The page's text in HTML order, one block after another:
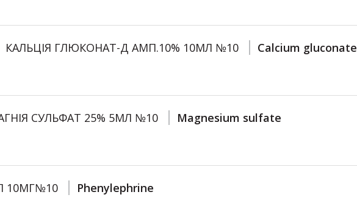
КАЛЬЦІЯ ГЛЮКОНАТ-Д АМП.10% 10МЛ №10 Calcium gluconate
СУЛЬФАТ 25% 5МЛ №10 Magnesium sulfate
10МГ№10 Phenylephrine